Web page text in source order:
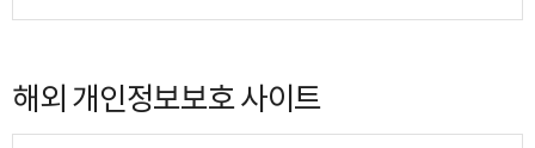
해외 개인정보보호 사이트